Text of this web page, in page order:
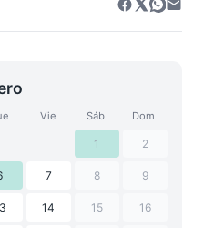
Vie Sáb Dom
1 2
7 8 9
14 15 16